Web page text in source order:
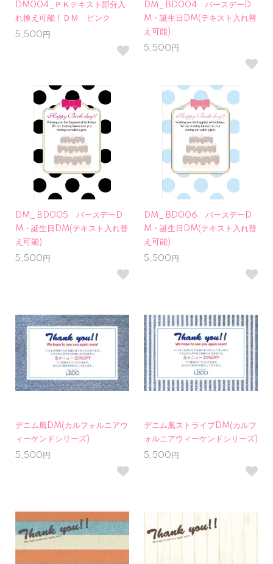
DM004_ＰＫテキスト部分入
れ換え可能！ＤＭ ピンク
5,500円
DM_ BD004 バースデーD
M・誕生日DM(テキスト入れ替
え可能)
5,500円
DM_ BD005 バースデーD
M・誕生日DM(テキスト入れ替
え可能)
5,500円
DM_ BD006 バースデーD
M・誕生日DM(テキスト入れ替
え可能)
5,500円
デニム風DM(カルフォルニアウ
ィーケンドシリーズ)
5,500円
デニム風ストライプDM(カルフ
ォルニアウィーケンドシリーズ)
5,500円